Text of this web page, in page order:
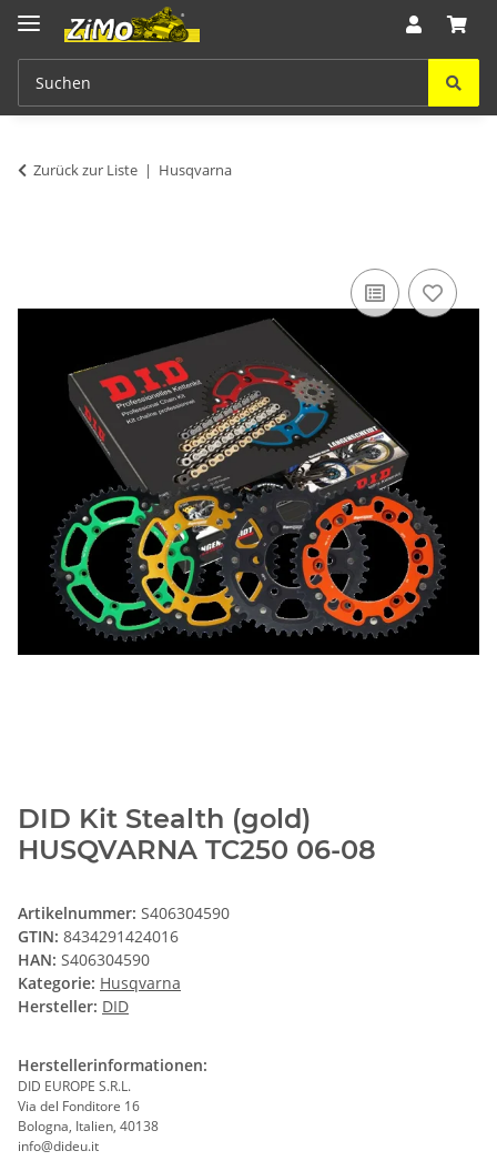
Zurück zur Liste Husqvarna
DID Kit Stealth (gold)
HUSQVARNA TC250 06-08
Artikelnummer: S406304590
GTIN: 8434291424016
HAN: S406304590
Kategorie: Husqvarna
Hersteller: DID
Herstellerinformationen:
DID EUROPE S.R.L.
Via del Fonditore 16
Bologna, Italien, 40138
info@dideu.it